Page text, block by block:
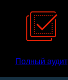
Полный аудит